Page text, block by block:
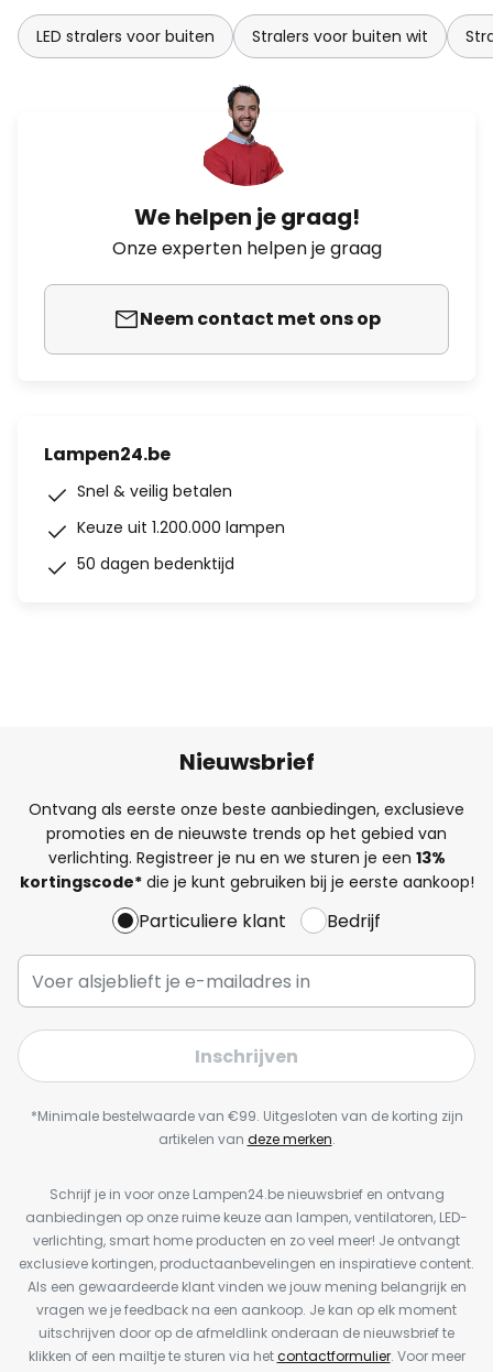
LED stralers voor buiten Stralers voor buiten wit
We helpen je graag!
Onze experten helpen je graag
Neem contact met ons op
Lampen24.be
Snel & veilig betalen
Keuze uit 1.200.000 lampen
50 dagen bedenktijd
Nieuwsbrief
Ontvang als eerste onze beste aanbiedingen, exclusieve
promoties en de nieuwste trends op het gebied van
verlichting. Registreer je nu en we sturen je een 13%
kortingscode*die je kunt gebruiken bij je eerste aankoop!
Particuliere klant Bedrijf
Inschrijven
*Minimale bestelwaarde van €99. Uitgesloten van de korting zijn
artikelen van deze merken.
Schrijf je in voor onze Lampen24.be nieuwsbrief en ontvang
aanbiedingen op onze ruime keuze aan lampen, ventilatoren, LED-
verlichting, smart home producten en zo veel meer! Je ontvangt
exclusieve kortingen, productaanbevelingen en inspiratieve content.
Als een gewaardeerde klant vinden we jouw mening belangrijk en
vragen we je feedback na een aankoop. Je kan op elk moment
uitschrijven door op de afmeldlink onderaan de nieuwsbrief te
klikken of een mailtje te sturen via hetcontactformulier. Voor meer